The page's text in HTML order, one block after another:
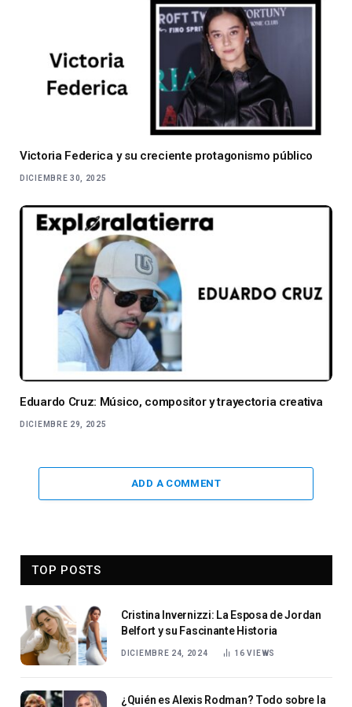
Victoria Federica y su creciente protagonismo público
DICIEMBRE 30, 2025
Eduardo Cruz: Músico, compositor y trayectoria creativa
DICIEMBRE 29, 2025
ADD A COMMENT
TOP POSTS
Cristina Invernizzi: La Esposa de Jordan
Belfort y su Fascinante Historia
DICIEMBRE 24, 2024 16VIEWS
¿Quién es Alexis Rodman? Todo sobre la